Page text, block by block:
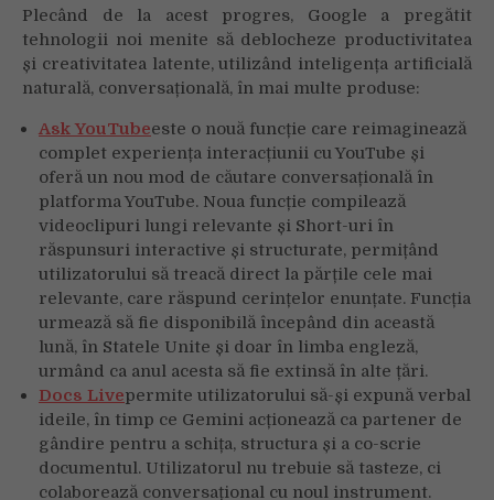
Plecând de la acest progres, Google a pregătit
tehnologii noi menite să deblocheze productivitatea
și creativitatea latente, utilizând inteligența artificială
naturală, conversațională, în mai multe produse:
Ask YouTubeeste o nouă funcție care reimaginează
complet experiența interacțiunii cu YouTube și
oferă un nou mod de căutare conversațională în
platforma YouTube. Noua funcție compilează
videoclipuri lungi relevante și Short-uri în
răspunsuri interactive și structurate, permițând
utilizatorului să treacă direct la părțile cele mai
relevante, care răspund cerințelor enunțate. Funcția
urmează să fie disponibilă începând din această
lună, în Statele Unite și doar în limba engleză,
urmând ca anul acesta să fie extinsă în alte țări.
Docs Livepermite utilizatorului să-și expună verbal
ideile, în timp ce Gemini acționează ca partener de
gândire pentru a schița, structura și a co-scrie
documentul. Utilizatorul nu trebuie să tasteze, ci
colaborează conversațional cu noul instrument.